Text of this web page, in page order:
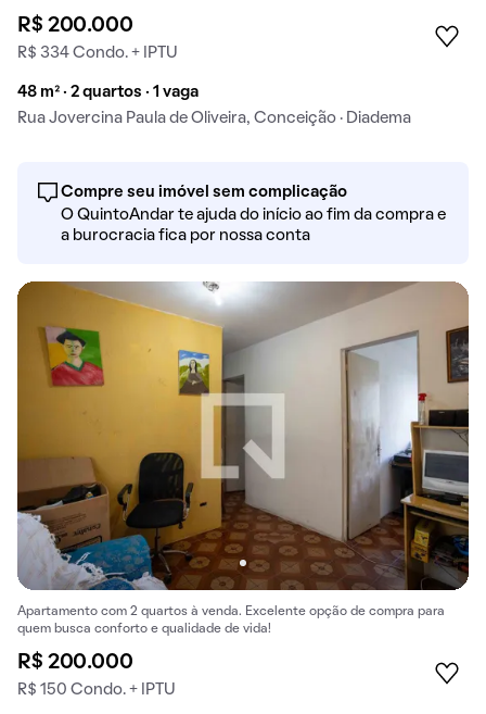
R$ 200.000
R$ 334 Condo. + IPTU
48 m² · 2 quartos · 1 vaga
Rua Jovercina Paula de Oliveira, Conceição · Diadema
Compre seu imóvel sem complicação
O QuintoAndar te ajuda do início ao fim da compra e
a burocracia fica por nossa conta
Apartamento com 2 quartos à venda. Excelente opção de compra para
quem busca conforto e qualidade de vida!
R$ 200.000
R$ 150 Condo. + IPTU